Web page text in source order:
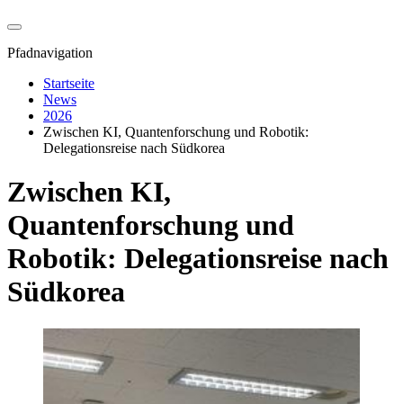
Pfadnavigation
Startseite
News
2026
Zwischen KI, Quantenforschung und Robotik:
Delegationsreise nach Südkorea
Zwischen KI,
Quantenforschung und
Robotik: Delegationsreise nach
Südkorea